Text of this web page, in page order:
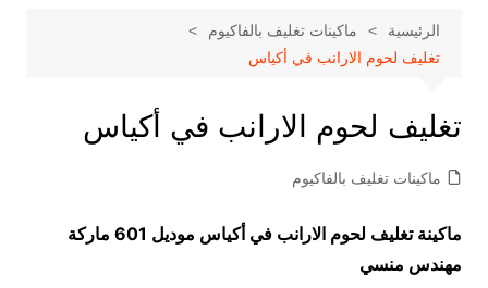
الرئيسية
ماكينات تغليف بالفاكيوم
تغليف لحوم الارانب في أكياس
تغليف لحوم الارانب في أكياس
ماكينات تغليف بالفاكيوم
ماكينة تغليف لحوم الارانب في أكياس موديل 601 ماركة
مهندس منسي